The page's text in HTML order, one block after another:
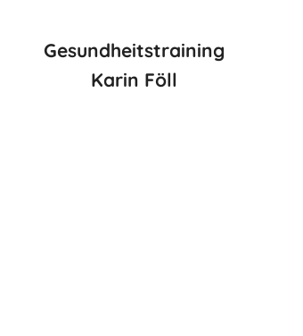
Gesundheitstraining
Karin Föll